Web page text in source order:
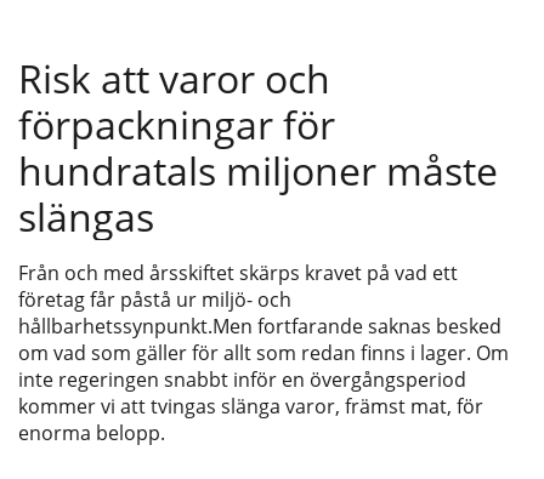
Risk att varor och
förpackningar för
hundratals miljoner måste
slängas
Från och med årsskiftet skärps kravet på vad ett
företag får påstå ur miljö- och
hållbarhetssynpunkt.Men fortfarande saknas besked
om vad som gäller för allt som redan finns i lager. Om
inte regeringen snabbt inför en övergångsperiod
kommer vi att tvingas slänga varor, främst mat, för
enorma belopp.